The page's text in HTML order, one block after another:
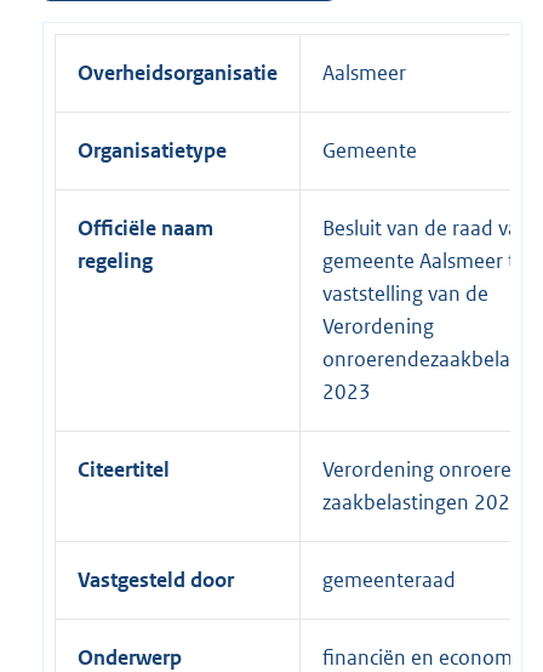
Overheidsorganisatie Aalsmeer
Organisatietype Gemeente
Officiële naam
regeling
Besluit van de raad van
gemeente Aalsmeer tot
vaststelling van de
Verordening
2023
Citeertitel
Verordening
zaakbelastingen 2023
Vastgesteld door gemeenteraad
Onderwerp financiën en economie